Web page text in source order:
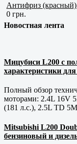
Антифриз
0 грн.
Новостная лента
Мицубиси L200 с
характеристики
Полный обзор
моторами: 2.4L 16V
(181 л.с.), 2.5L TD
Mitsubishi L200
бензиновый и